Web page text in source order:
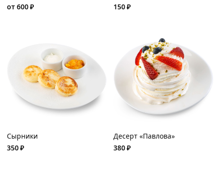
от 600₽
150₽
Сырники
350₽
Десерт «Павлова»
380₽